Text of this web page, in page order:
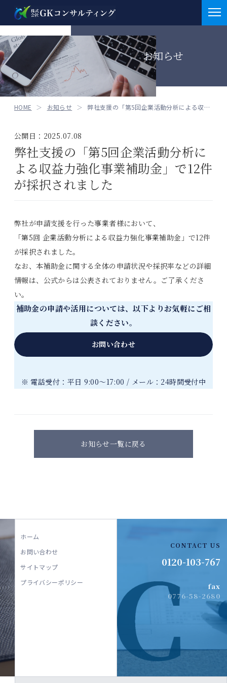
お知らせ
お知らせ
お知らせ
重要
サービス
クラファン
会社概要
M&A
介護支援業務
BCP策定支援
補助金申請支援
クラウドファンディング
お知らせ
HOME お知らせ 弊社支援の「第5回企業活動分析による収益力強化事業...
公開日：2025.07.08
弊社支援の「第5回企業活動分析に
よる収益力強化事業補助金」で12件
が採択されました
弊社が申請支援を行った事業者様において、
「第5回 企業活動分析による収益力強化事業補助金」で12件
が採択されました。
なお、本補助金に関する全体の申請状況や採択率などの詳細
情報は、公式からは公表されておりません。ご了承くださ
い。
補助金の申請や活用については、以下よりお気軽にご相
談ください。
お問い合わせ
※ 電話受付：平日 9:00～17:00 / メール：24時間受付中
お知らせ一覧に戻る
ホーム
お問い合わせ
サイトマップ
プライバシーポリシー
CONTACT US
0120-103-767
fax
0776-58-2680